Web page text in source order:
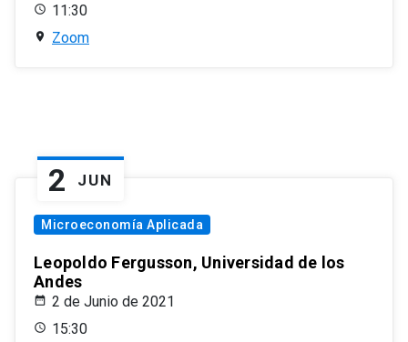
11:30
Zoom
2 JUN
Microeconomía Aplicada
Leopoldo Fergusson, Universidad de los
Andes
2 de Junio de 2021
15:30